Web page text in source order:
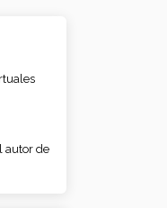
autor de